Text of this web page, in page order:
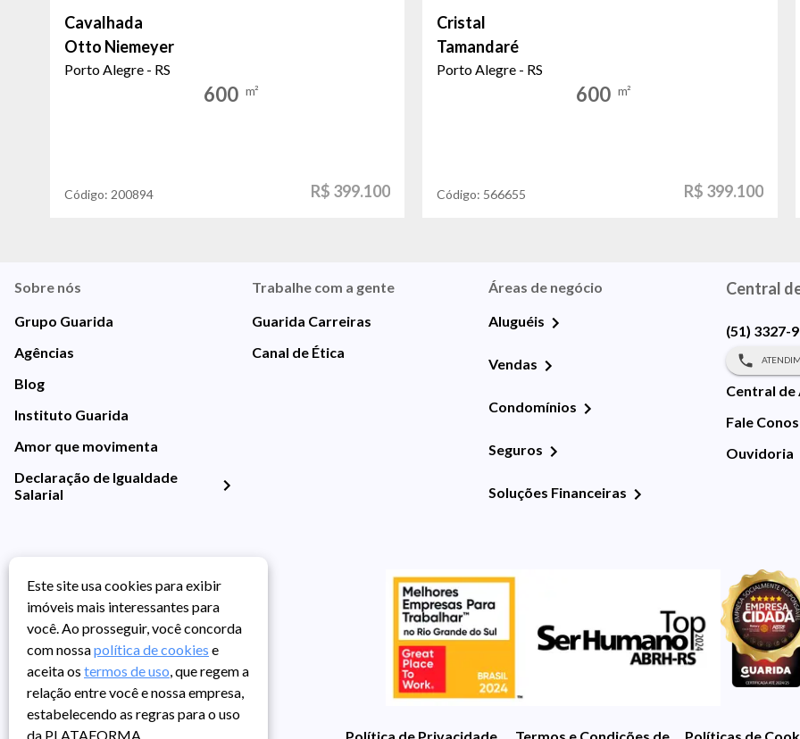
Cavalhada
Otto Niemeyer
Porto Alegre - RS
600 m²
Código: 200894 R$ 399.100
Cristal
Tamandaré
Porto Alegre - RS
600 m²
Código: 566655 R$ 399.100
Sobre nós
Grupo Guarida
Agências
Blog
Instituto Guarida
Amor que movimenta
Declaração de Igualdade
Salarial
Trabalhe com a gente
Guarida Carreiras
Canal de Ética
Áreas de negócio
Aluguéis
Vendas
Condomínios
Seguros
Soluções Financeiras
Central
(51) 3327-
Central de
Fale
Ouvidoria
Política de Privacidade Termos e Condições de UsoPolíticas de
Este site usa cookies para exibir
imóveis mais interessantes para
você. Ao prosseguir, você concorda
com nossapolítica de cookies e
aceita os termos de uso, que regem a
relação entre você e nossa empresa,
estabelecendo as regras para o uso
da PLATAFORMA.